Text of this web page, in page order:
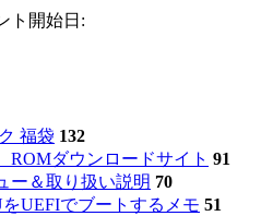
ト開始日:
福袋 132
ダウンロードサイト 91
ー＆取り扱い説明 70
UEFIでブートするメモ 51